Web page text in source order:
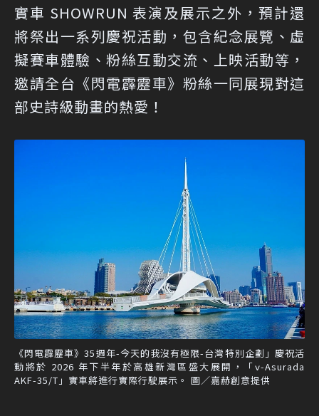
實車 SHOWRUN 表演及展示之外，預計還
將祭出一系列慶祝活動，包含紀念展覽、虛
擬賽車體驗、粉絲互動交流、上映活動等，
邀請全台《閃電霹靂車》粉絲一同展現對這
部史詩級動畫的熱愛！
《閃電霹靂車》35週年-今天的我沒有極限-台灣特別企劃」慶祝活
動將於 2026 年下半年於高雄新灣區盛大展開，「ν-Asurada
AKF-35/T」實車將進行實際行駛展示。 圖／嘉赫創意提供